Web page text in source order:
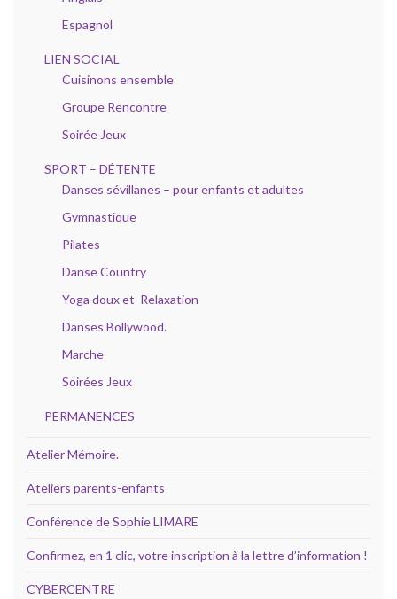
Espagnol
LIEN SOCIAL
Cuisinons ensemble
Groupe Rencontre
Soirée Jeux
SPORT – DÉTENTE
Danses sévillanes – pour enfants et adultes
Gymnastique
Pilates
Danse Country
Yoga doux et Relaxation
Danses Bollywood.
Marche
Soirées Jeux
PERMANENCES
Atelier Mémoire.
Ateliers parents-enfants
Conférence de Sophie LIMARE
Confirmez, en 1 clic, votre inscription à la lettre d’information !
CYBERCENTRE